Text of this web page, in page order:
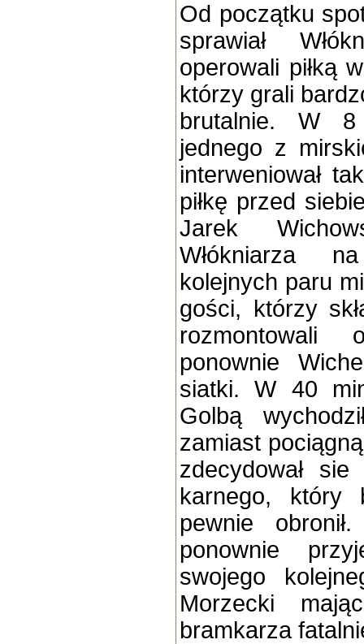
Od początku
sprawiał
operowali piłką
którzy grali
brutalnie. W
jednego z
interweniował
piłkę przed
Jarek
Włókniarza
kolejnych paru
gości, którzy
rozmontowali
ponownie
siatki. W 40
Golbą
zamiast
zdecydował
karnego, który
pewnie
ponownie
swojego
Morzecki
bramkarza